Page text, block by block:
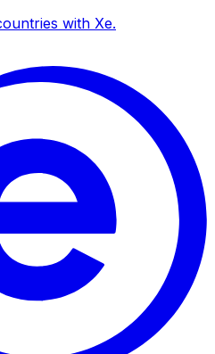
with Xe.